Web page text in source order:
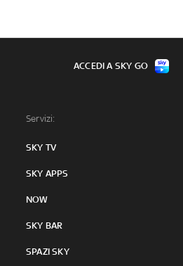
Servizi:
SKY TV
SKY APPS
NOW
SKY BAR
SPAZI SKY
ACCEDI A SKY GO